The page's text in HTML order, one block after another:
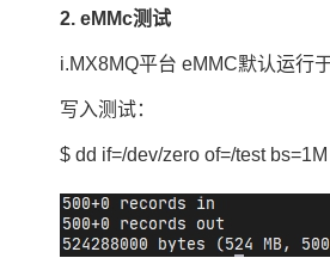
2. eMMc测试
i.MX8MQ平台 eMMC默认运行
写入测试：
$ dd if=/dev/zero of=/test